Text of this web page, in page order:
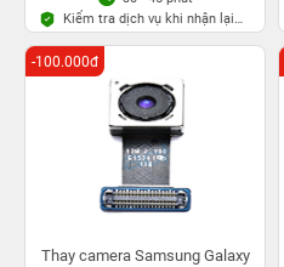
Kiểm tra dịch vụ khi nhận lại
máy
Thay camera Samsung Galaxy
-100.000đ